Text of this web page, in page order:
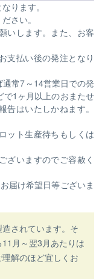
ります。
さい。
いします。また、お客
支払い後の発注となり
常7～14営業日での発
で1ヶ月以上のおまたせ
告はいたしかねます。
ット生産待ちもしくは
ざいますのでご容赦く
届け希望日等ございま
されています。そ
月～翌3月あたりは
解のほど宜しくお